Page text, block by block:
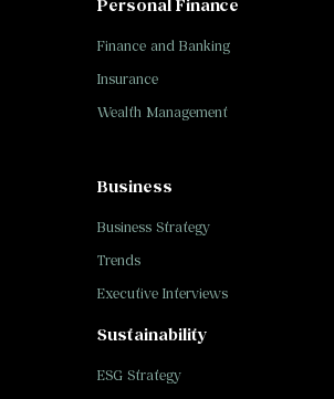
Personal Finance
Finance and Banking
Insurance
Wealth Management
Business
Business Strategy
Trends
Executive Interviews
Sustainability
ESG Strategy